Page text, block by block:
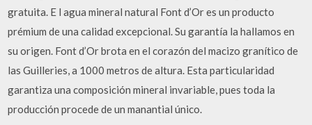
gratuita. E l agua mineral natural Font d’Or es un producto
prémium de una calidad excepcional. Su garantía la hallamos en
su origen. Font d’Or brota en el corazón del macizo granítico de
las Guilleries, a 1000 metros de altura. Esta particularidad
garantiza una composición mineral invariable, pues toda la
producción procede de un manantial único.